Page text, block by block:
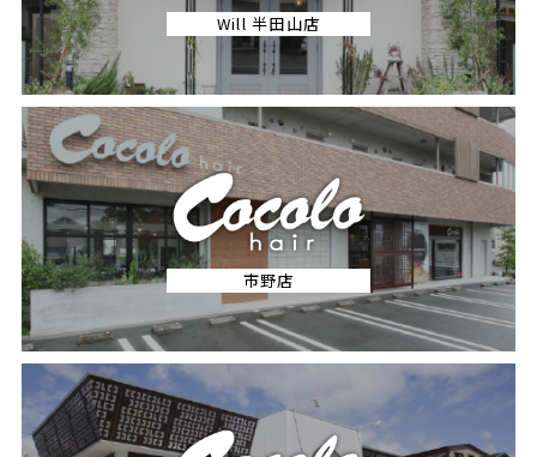
Will 半田山店
市野店